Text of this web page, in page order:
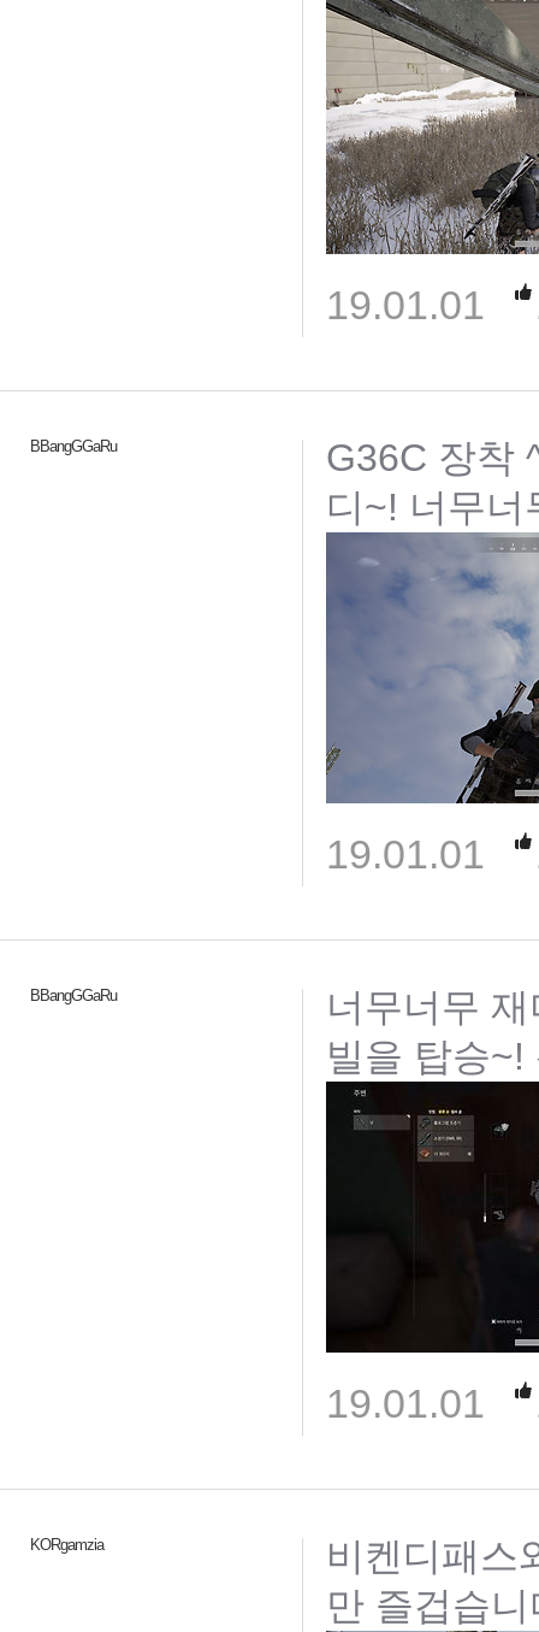
19.01.01
BBangGGaRu
G36C 장착
디~! 너무너
19.01.01
BBangGGaRu
너무너무
빌을 탑승
19.01.01
KORgamzia
비켄디패스
만 즐겁습니